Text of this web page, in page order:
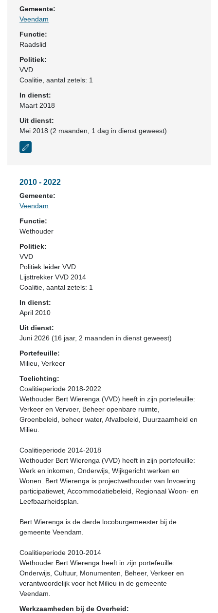
Gemeente:
Veendam
Functie:
Raadslid
Politiek:
VVD
Coalitie , aantal zetels: 1
In dienst:
Maart 2018
Uit dienst:
Mei 2018 (2 maanden, 1 dag in dienst geweest)
2010 - 2022
Gemeente:
Veendam
Functie:
Wethouder
Politiek:
VVD
Politiek leider VVD
Lijsttrekker VVD 2014
Coalitie , aantal zetels: 1
In dienst:
April 2010
Uit dienst:
Juni 2026 (16 jaar, 2 maanden in dienst geweest)
Portefeuille:
Milieu, Verkeer
Toelichting:
Coalitieperiode 2018-2022
Wethouder Bert Wierenga (VVD) heeft in zijn portefeuille:
Verkeer en Vervoer, Beheer openbare ruimte,
Groenbeleid, beheer water, Afvalbeleid, Duurzaamheid en
Milieu.
Coalitieperiode 2014-2018
Wethouder Bert Wierenga (VVD) heeft in zijn portefeuille:
Werk en inkomen, Onderwijs, Wijkgericht werken en
Wonen. Bert Wierenga is projectwethouder van Invoering
participatiewet, Accommodatiebeleid, Regionaal Woon- en
Leefbaarheidsplan.
Bert Wierenga is de derde locoburgemeester bij de
gemeente Veendam.
Coalitieperiode 2010-2014
Wethouder Bert Wierenga heeft in zijn portefeuille:
Onderwijs, Cultuur, Monumenten, Beheer, Verkeer en
verantwoordelijk voor het Milieu in de gemeente
Veendam.
Werkzaamheden bij de Overheid: